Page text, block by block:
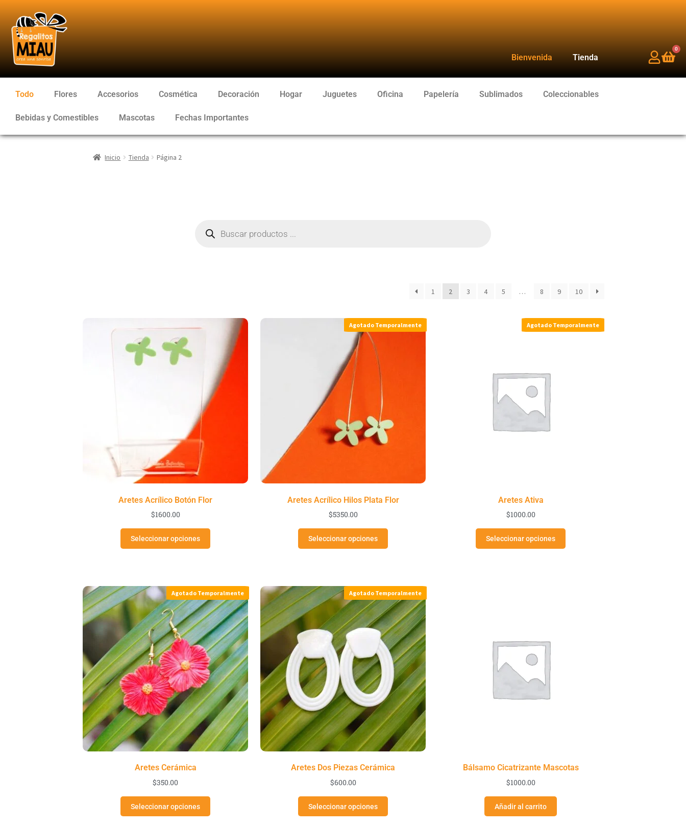
Bienvenida Tienda
0
Todo Flores Accesorios Cosmética Decoración Hogar Juguetes Oficina Papelería Sublimados Coleccionables
Bebidas y Comestibles Mascotas Fechas Importantes
Inicio Tienda Página 2
1 2 3 4 5 … 8 9 10
Aretes Acrílico Botón Flor
$1600.00
Seleccionar opciones
Agotado Temporalmente
Aretes Acrílico Hilos Plata Flor
$5350.00
Seleccionar opciones
Agotado Temporalmente
Aretes Ativa
$1000.00
Seleccionar opciones
Agotado Temporalmente
Aretes Cerámica
$350.00
Seleccionar opciones
Agotado Temporalmente
Aretes Dos Piezas Cerámica
$600.00
Seleccionar opciones
Bálsamo Cicatrizante Mascotas
$1000.00
Añadir al carrito